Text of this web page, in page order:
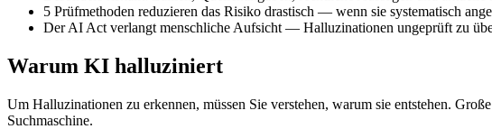
5 Prüfmethoden reduzieren das Risiko drastisch — wenn sie systematisch
Der AI Act verlangt menschliche Aufsicht — Halluzinationen ungeprüft zu
Warum KI halluziniert
Um Halluzinationen zu erkennen, müssen Sie verstehen, warum sie entstehen.
Suchmaschine.